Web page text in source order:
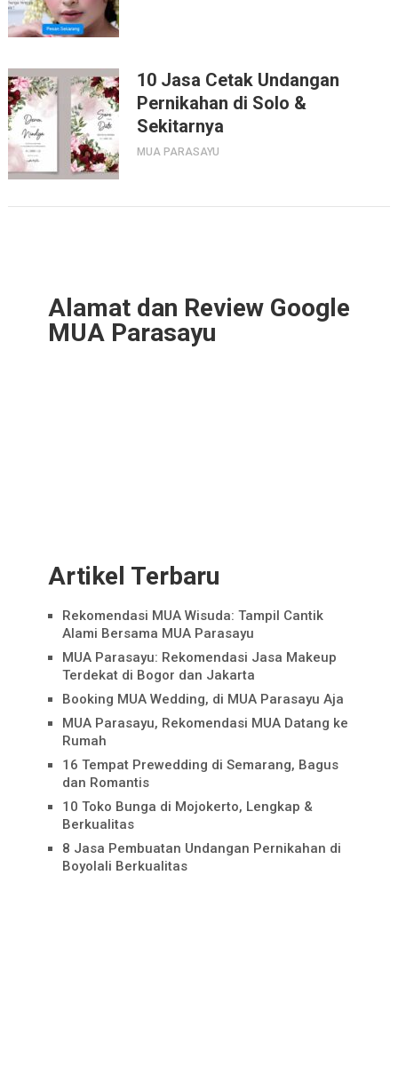
10 Jasa Cetak Undangan
Pernikahan di Solo &
Sekitarnya
MUA PARASAYU
Alamat dan Review Google
MUA Parasayu
Artikel Terbaru
Rekomendasi MUA Wisuda: Tampil Cantik
Alami Bersama MUA Parasayu
MUA Parasayu: Rekomendasi Jasa Makeup
Terdekat di Bogor dan Jakarta
Booking MUA Wedding, di MUA Parasayu Aja
MUA Parasayu, Rekomendasi MUA Datang ke
Rumah
16 Tempat Prewedding di Semarang, Bagus
dan Romantis
10 Toko Bunga di Mojokerto, Lengkap &
Berkualitas
8 Jasa Pembuatan Undangan Pernikahan di
Boyolali Berkualitas